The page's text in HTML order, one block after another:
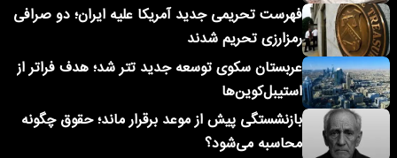
فهرست تحریمی جدید آمریکا علیه ایران؛ دو صرافی
رمزارزی تحریم شدند
عربستان سکوی توسعه جدید تتر شد؛ هدف فراتر از
استیبل‌کوین‌ها
بازنشستگی پیش از موعد برقرار ماند؛ حقوق چگونه
محاسبه می‌شود؟